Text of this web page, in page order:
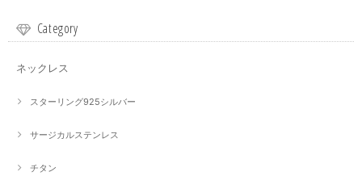
Category
ネックレス
スターリング925シルバー
サージカルステンレス
チタン